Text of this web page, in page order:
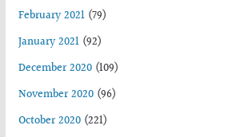
February 2021(79)
January 2021(92)
December 2020(109)
November 2020(96)
October 2020(221)